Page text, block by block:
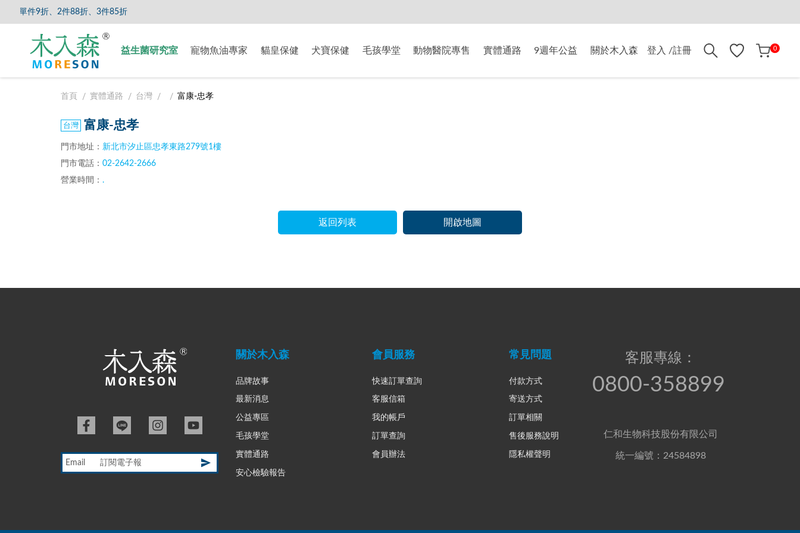
單件9折、2件88折、3件85折
益生菌研究室 寵物魚油專家 貓皇保健 犬寶保健 毛孩學堂 動物醫院專售 實體通路 9週年公益 關於木入森 登入 /註冊 0
首頁 實體通路 台灣 富康-忠孝
富康-忠孝
門市地址： 新北市汐止區忠孝東路279號1樓
門市電話： 02-2642-2666
營業時間： .
返回列表 開啟地圖
客服專線：
0800-358899
仁和生物科技股份有限公司
統一編號：24584898
關於木入森
品牌故事
最新消息
公益專區
毛孩學堂
實體通路
安心檢驗報告
會員服務
快速訂單查詢
客服信箱
我的帳戶
訂單查詢
會員辦法
常見問題
付款方式
寄送方式
訂單相關
售後服務說明
隱私權聲明
Email